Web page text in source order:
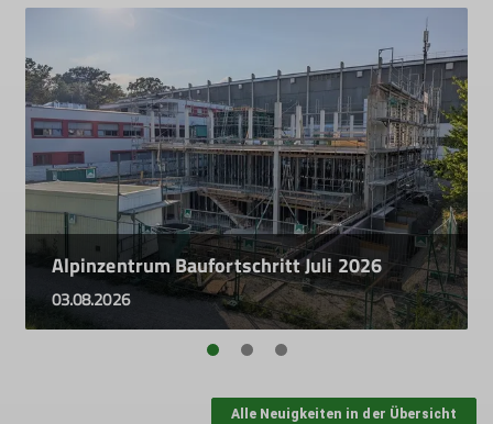
Alpinzentrum Baufortschritt Juli 2026
03.08.2026
Alle Neuigkeiten in der Übersicht